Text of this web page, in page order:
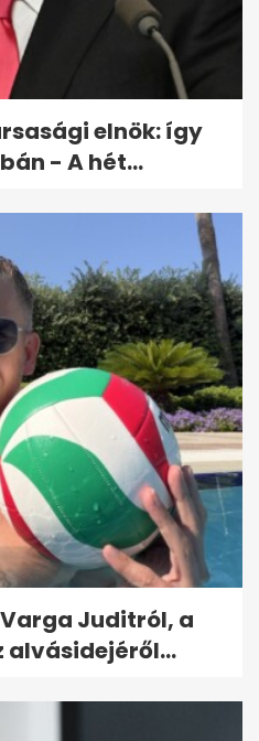
elnök: így
- A hét...
Juditról, a
alvásidejéről...